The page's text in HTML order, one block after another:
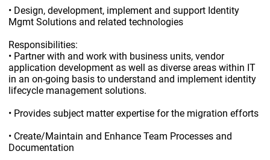
• Design, development, implement and support Identity
Mgmt Solutions and related technologies
Responsibilities:
• Partner with and work with business units, vendor
application development as well as diverse areas within IT
in an on-going basis to understand and implement identity
lifecycle management solutions.
• Provides subject matter expertise for the migration efforts
• Create/Maintain and Enhance Team Processes and
Documentation